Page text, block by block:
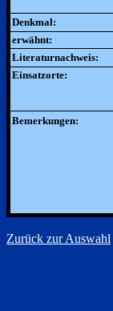
Denkmal:
erwähnt:
Literaturnachweis:
Einsatzorte:
Bemerkungen:
Zurück zur Auswahl